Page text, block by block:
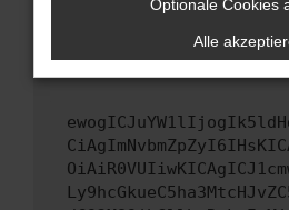
versuchen, das Problem zu
uns diesen Text schicken,
Optionale Cookies
Alle